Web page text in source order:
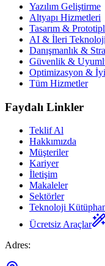
Yazılım Geliştirme
Altyapı Hizmetleri
Tasarım &
AI & İleri
Danışmanlık &
Güvenlik &
Optimizasyon &
Tüm Hizmetler
Faydalı Linkler
Teklif Al
Hakkımızda
Müşteriler
Kariyer
İletişim
Makaleler
Sektörler
Teknoloji
Ücretsiz Araçlar
Adres: